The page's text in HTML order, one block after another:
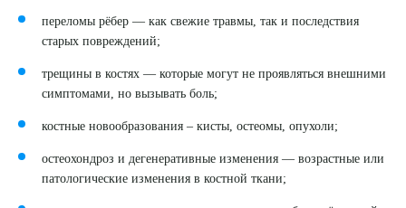
переломы рёбер — как свежие травмы, так и последствия
старых повреждений;
трещины в костях — которые могут не проявляться внешними
симптомами, но вызывать боль;
костные новообразования – кисты, остеомы, опухоли;
остеохондроз и дегенеративные изменения — возрастные или
патологические изменения в костной ткани;